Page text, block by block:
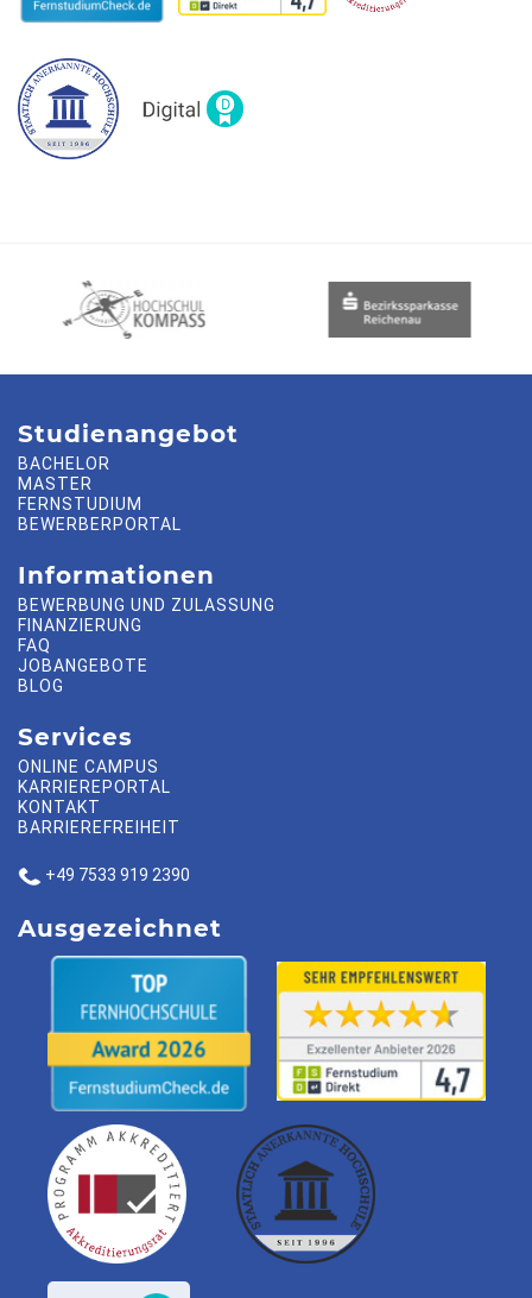
Studienangebot
BACHELOR
MASTER
FERNSTUDIUM
BEWERBERPORTAL
Informationen
BEWERBUNG UND ZULASSUNG
FINANZIERUNG
FAQ
JOBANGEBOTE
BLOG
Services
ONLINE CAMPUS
KARRIEREPORTAL
KONTAKT
BARRIEREFREIHEIT
+49 7533 919 2390
Ausgezeichnet